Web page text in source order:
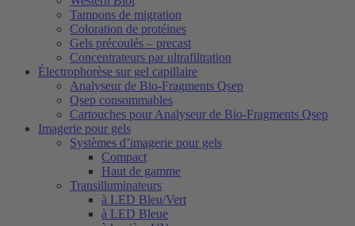
Tampons de migration
Coloration de protéines
Gels précoulés – precast
Concentrateurs par ultrafiltration
Électrophorèse sur gel capillaire
Analyseur de Bio-Fragments Qsep
Qsep consommables
Cartouches pour Analyseur de Bio-Fragments Qsep
Imagerie pour gels
Systèmes d’imagerie pour gels
Compact
Haut de gamme
Transilluminateurs
à LED Bleu/Vert
à LED Bleue